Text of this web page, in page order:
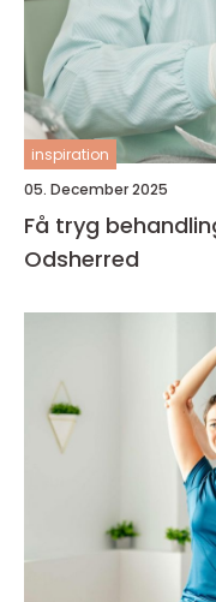
inspiration
05. December 2025
Få tryg
Odsherred